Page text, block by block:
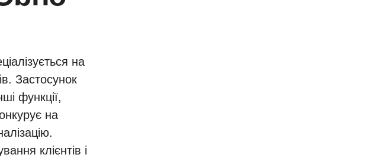
на
Застосунок
функції,
на
клієнтів і